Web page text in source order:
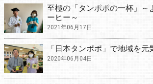
至極の「タンポポの一杯」～
ーヒー～
2021年06月17日
「日本タンポポ」で地域を元
2020年06月04日